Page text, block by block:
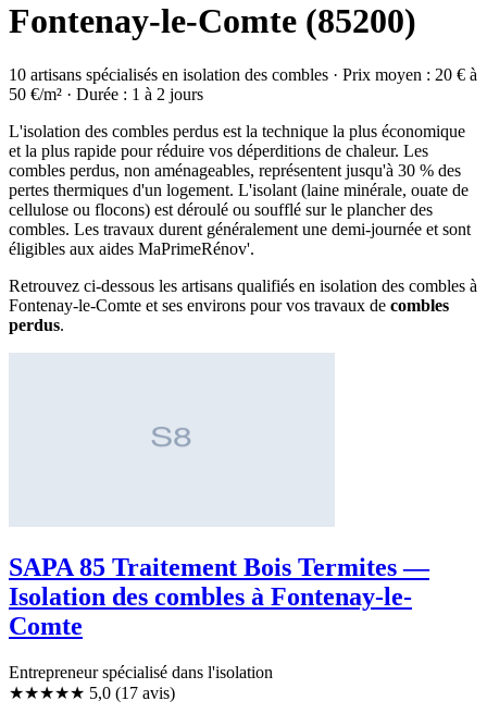
Fontenay-le-Comte (85200)
10 artisans spécialisés en isolation des combles · Prix moyen : 20 € à
50 €/m² · Durée : 1 à 2 jours
L'isolation des combles perdus est la technique la plus économique
et la plus rapide pour réduire vos déperditions de chaleur. Les
combles perdus, non aménageables, représentent jusqu'à 30 % des
pertes thermiques d'un logement. L'isolant (laine minérale, ouate de
cellulose ou flocons) est déroulé ou soufflé sur le plancher des
combles. Les travaux durent généralement une demi-journée et sont
éligibles aux aides MaPrimeRénov'.
Retrouvez ci-dessous les artisans qualifiés en isolation des combles à
Fontenay-le-Comte et ses environs pour vos travaux de combles
perdus.
SAPA 85 Traitement Bois Termites —
Isolation des combles à Fontenay-le-
Comte
Entrepreneur spécialisé dans l'isolation
★★★★★ 5,0 (17 avis)